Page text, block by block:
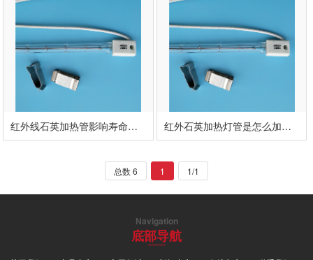
红外线石英加热管影响寿命因素及维护保养 红外石英加热灯管是怎么加热的呢
总数 6 1 1/1
Navigation
底部导航